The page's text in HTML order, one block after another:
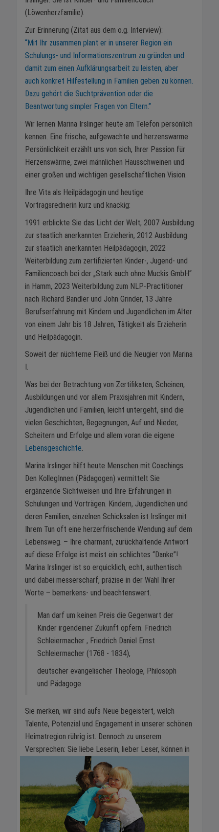
(Löwenherzfamilie).
Zur Erinnerung (Zitat aus dem o.g. Interview):
“Mit Ihr zusammen plant er in unserer Region ein
Schulungs- und Informationszentrum zu gründen und
damit zum einen Aufklärungsarbeit zu leisten, aber
auch konkret Hilfestellung in Familien geben zu können.
Dazu gehört die Suchtprävention oder die
Beantwortung simpler Fragen von Eltern.”
Wir lernen Marina Irslinger heute am Telefon persönlich
kennen. Eine frische, aufgewachte und herzenswarme
Persönlichkeit erzählt uns von sich, Ihrer Passion für
Herzenswärme, zwei männlichen Hausschweinen und
einer großen und wichtigen gesellschaftlichen Vision.
Ihre Vita als Heilpädagogin und heutige
Vortragsrednerin kurz und knackig:
1991 erblickte Sie das Licht der Welt, 2007 Ausbildung
zur staatlich anerkannten Erzieherin, 2012 Ausbildung
zur staatlich anerkannten Heilpädagogin, 2022
Weiterbildung zum zertifizierten Kinder-, Jugend- und
Familiencoach bei der „Stark auch ohne Muckis GmbH“
in Hamm, 2023 Weiterbildung zum NLP-Practitioner
nach Richard Bandler und John Grinder, 13 Jahre
Berufserfahrung mit Kindern und Jugendlichen im Alter
von einem Jahr bis 18 Jahren, Tätigkeit als Erzieherin
und Heilpädagogin.
Soweit der nüchterne Fleiß und die Neugier von Marina
I.
Was bei der Betrachtung von Zertifikaten, Scheinen,
Ausbildungen und vor allem Praxisjahren mit Kindern,
Jugendlichen und Familien, leicht untergeht, sind die
vielen Geschichten, Begegnungen, Auf und Nieder,
Scheitern und Erfolge und allem voran die eigene
Lebensgeschichte.
Marina Irslinger hilft heute Menschen mit Coachings.
Den KollegInnen (Pädagogen) vermittelt Sie
ergänzende Sichtweisen und Ihre Erfahrungen in
Schulungen und Vorträgen. Kindern, Jugendlichen und
deren Familien, einzelnen Schicksalen ist Irslinger mit
Ihrem Tun oft eine herzerfrischende Wendung auf dem
Lebensweg. – Ihre charmant, zurückhaltende Antwort
auf diese Erfolge ist meist ein schlichtes “Danke”!
Marina Irslinger ist so erquicklich, echt, authentisch
und dabei messerscharf, präzise in der Wahl Ihrer
Worte – bemerkens- und beachtenswert.
Man darf um keinen Preis die Gegenwart der
Kinder irgendeiner Zukunft opfern. Friedrich
Schleiermacher , Friedrich Daniel Ernst
Schleiermacher (1768 - 1834),
deutscher evangelischer Theologe, Philosoph
und Pädagoge
Sie merken, wir sind aufs Neue begeistert, welch
Talente, Potenzial und Engagement in unserer schönen
Heimatregion rührig ist. Dennoch zu unserem
Versprechen: Sie liebe Leserin, lieber Leser, können in